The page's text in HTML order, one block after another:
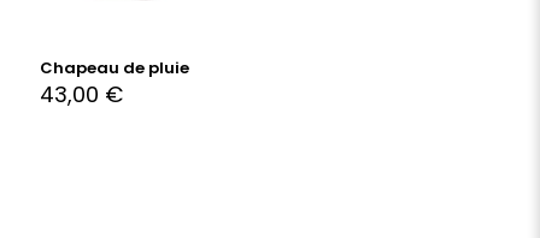
Chapeau de pluie
43,00 €